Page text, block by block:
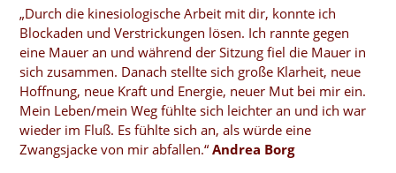
„Durch die kinesiologische Arbeit mit dir, konnte ich
Blockaden und Verstrickungen lösen. Ich rannte gegen
eine Mauer an und während der Sitzung fiel die Mauer in
sich zusammen. Danach stellte sich große Klarheit, neue
Hoffnung, neue Kraft und Energie, neuer Mut bei mir ein.
Mein Leben/mein Weg fühlte sich leichter an und ich war
wieder im Fluß. Es fühlte sich an, als würde eine
Zwangsjacke von mir abfallen.“Andrea Borg